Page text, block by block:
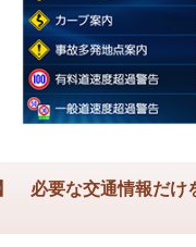
必要な交通情報だけ